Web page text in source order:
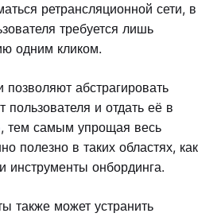
ретрансляционной сети, в
требуется лишь
одним кликом.
позволяют абстрагировать
пользователя и отдать её в
, тем самым упрощая весь
полезно в таких областях, как
онбординга.
также может устранить